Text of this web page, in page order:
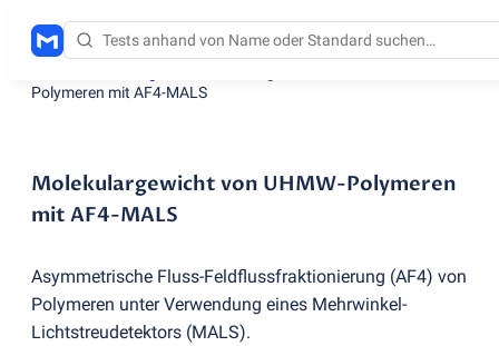
Polymeren mit AF4-MALS
Molekulargewicht von UHMW-Polymeren
mit AF4-MALS
Asymmetrische Fluss-Feldflussfraktionierung (AF4) von
Polymeren unter Verwendung eines Mehrwinkel-
Lichtstreudetektors (MALS).